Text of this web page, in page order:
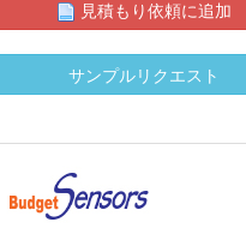
見積もり依頼に追加
サンプルリクエスト